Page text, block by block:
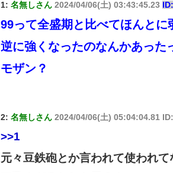
1: 名無しさん 2024/04/06(土) 03:43:45.23
99って全盛期と比べてほんとに
逆に強くなったのなんかあった
モザン？
2: 名無しさん 2024/04/06(土) 05:04:04.81
>>1
元々豆鉄砲とか言われて使われ